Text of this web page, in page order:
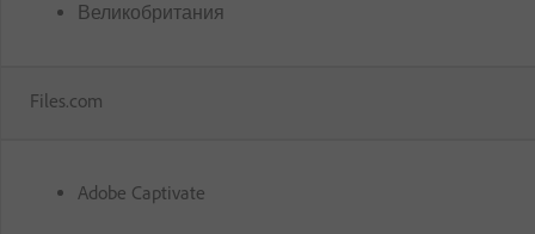
Великобритания
Files.com
Adobe Captivate